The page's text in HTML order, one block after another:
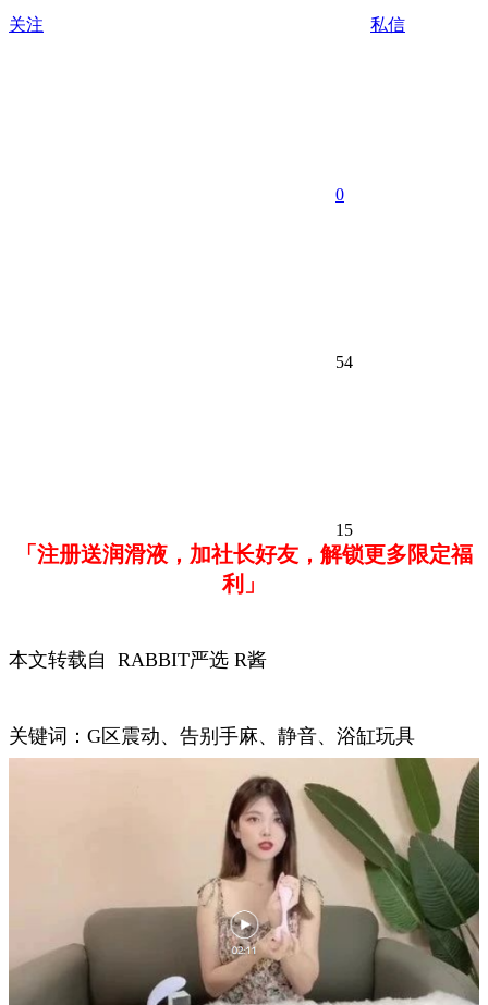
关注 私信
0
54
15
「注册送润滑液，加社长好友，解锁更多限定福
利」
本文转载自 RABBIT严选 R酱
关键词：G区震动、告别手麻、静音、浴缸玩具